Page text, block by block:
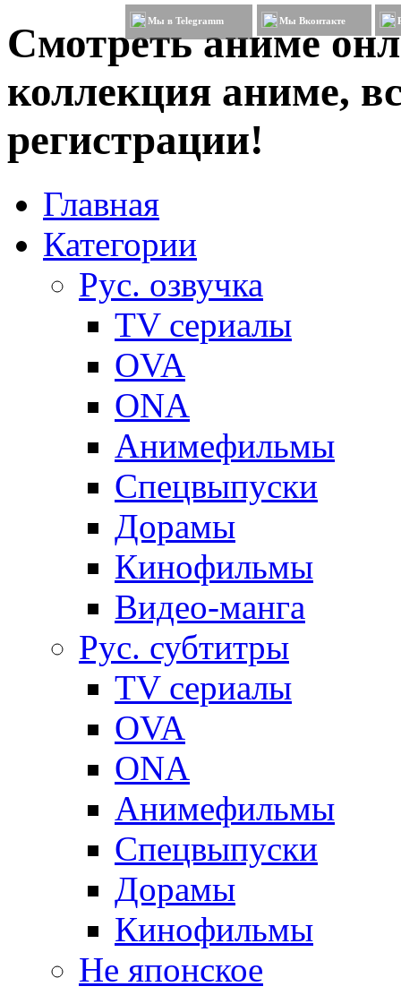
Смотреть аниме
коллекция аниме,
регистрации!
Мы в Telegramm Мы Вконтакте
Главная
Категории
Рус. озвучка
TV сериалы
OVA
ONA
Анимефильмы
Спецвыпуски
Дорамы
Кинофильмы
Видео-манга
Рус. субтитры
TV сериалы
OVA
ONA
Анимефильмы
Спецвыпуски
Дорамы
Кинофильмы
Не японское